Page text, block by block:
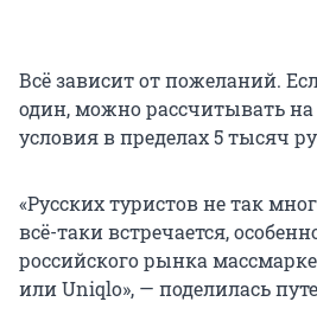
Всё зависит от пожеланий.
один, можно рассчитывать
условия в пределах 5 тысяч
«Русских туристов не так
всё-таки встречается,
российского рынка
или Uniqlo», — поделилась